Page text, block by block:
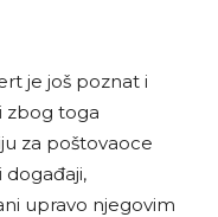
je još poznat i
zbog toga
za poštovaoce
događaji,
upravo njegovim